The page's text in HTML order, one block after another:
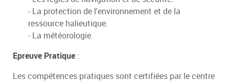
- La protection de l'environnement et de la
ressource halieutique.
- La météorologie.
Epreuve Pratique :
Les compétences pratiques sont certifiées par le centre